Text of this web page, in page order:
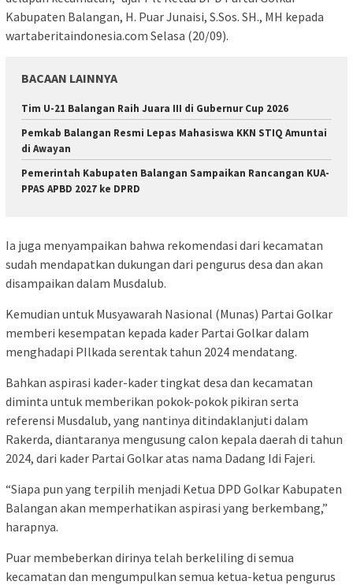
Kabupaten Balangan, H. Puar Junaisi, S.Sos. SH., MH kepada
wartaberitaindonesia.com Selasa (20/09).
BACAAN LAINNYA
Tim U-21 Balangan Raih Juara III di Gubernur Cup 2026
Pemkab Balangan Resmi Lepas Mahasiswa KKN STIQ Amuntai
di Awayan
Pemerintah Kabupaten Balangan Sampaikan Rancangan KUA-
PPAS APBD 2027 ke DPRD
Ia juga menyampaikan bahwa rekomendasi dari kecamatan
sudah mendapatkan dukungan dari pengurus desa dan akan
disampaikan dalam Musdalub.
Kemudian untuk Musyawarah Nasional (Munas) Partai Golkar
memberi kesempatan kepada kader Partai Golkar dalam
menghadapi PIlkada serentak tahun 2024 mendatang.
Bahkan aspirasi kader-kader tingkat desa dan kecamatan
diminta untuk memberikan pokok-pokok pikiran serta
referensi Musdalub, yang nantinya ditindaklanjuti dalam
Rakerda, diantaranya mengusung calon kepala daerah di tahun
2024, dari kader Partai Golkar atas nama Dadang Idi Fajeri.
“Siapa pun yang terpilih menjadi Ketua DPD Golkar Kabupaten
Balangan akan memperhatikan aspirasi yang berkembang,”
harapnya.
Puar membeberkan dirinya telah berkeliling di semua
kecamatan dan mengumpulkan semua ketua-ketua pengurus